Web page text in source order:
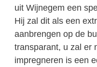
uit Wijnegem een
Hij zal dit als een
aanbrengen op de
transparant, u zal er
impregneren is een